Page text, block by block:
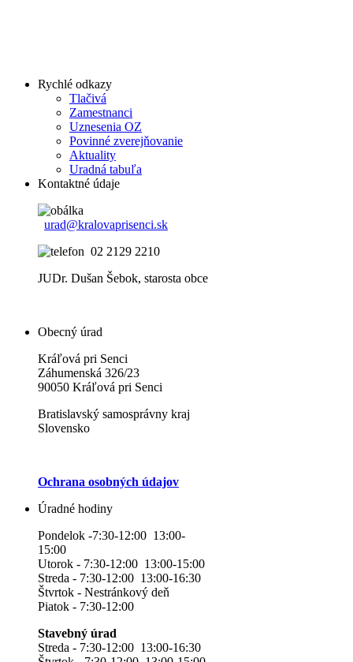
Rychlé odkazy
Tlačivá
Zamestnanci
Uznesenia OZ
Povinné zverejňovanie
Aktuality
Uradná tabuľa
Kontaktné údaje
urad@kralovaprisenci.sk
02 2129 2210
JUDr. Dušan Šebok, starosta obce
Obecný úrad
Kráľová pri Senci
Záhumenská 326/23
90050 Kráľová pri Senci
Bratislavský samosprávny kraj
Slovensko
Ochrana osobných údajov
Úradné hodiny
Pondelok -7:30-12:00 13:00-
15:00
Utorok - 7:30-12:00 13:00-15:00
Streda - 7:30-12:00 13:00-16:30
Štvrtok - Nestránkový deň
Piatok - 7:30-12:00
Stavebný úrad
Streda - 7:30-12:00 13:00-16:30